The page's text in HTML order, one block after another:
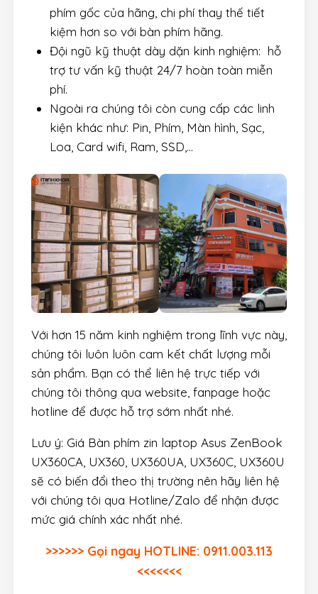
phím gốc của hãng, chi phí thay thế tiết
kiệm hơn so với bàn phím hãng.
Đội ngũ kỹ thuật dày dặn kinh nghiệm: hỗ
trợ tư vấn kỹ thuật 24/7 hoàn toàn miễn
phí.
Ngoài ra chúng tôi còn cung cấp các linh
kiện khác như: Pin, Phím, Màn hình, Sạc,
Loa, Card wifi, Ram, SSD,…
Với hơn 15 năm kinh nghiệm trong lĩnh vực này,
chúng tôi luôn luôn cam kết chất lượng mỗi
sản phẩm. Bạn có thể liên hệ trực tiếp với
chúng tôi thông qua website, fanpage hoặc
hotline để được hỗ trợ sớm nhất nhé.
Lưu ý: Giá Bàn phím zin laptop Asus ZenBook
UX360CA, UX360, UX360UA, UX360C, UX360U
sẽ có biến đổi theo thị trường nên hãy liên hệ
với chúng tôi qua Hotline/Zalo để nhận được
mức giá chính xác nhất nhé.
>>>>>> Gọi ngay HOTLINE: 0911.003.113
<<<<<<<